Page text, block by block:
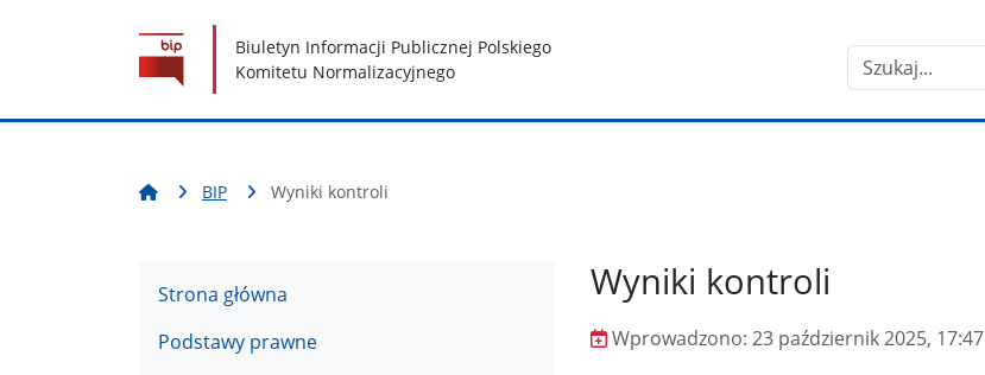
Biuletyn Informacji Publicznej Polskiego
Komitetu Normalizacyjnego
Szukaj
BIP Wyniki kontroli
Strona główna
Podstawy prawne
Wyniki kontroli
Wprowadzono
Wprowadzono: 23 październik 2025, 17:47
Poprawiono